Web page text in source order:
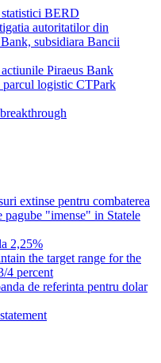
BERD
autoritatilor din
subsidiara Bancii
Piraeus Bank
logistic CTPark
extinse pentru combaterea
"imense" in Statele
2,25%
the target range for the
4 percent
de referinta pentru dolar